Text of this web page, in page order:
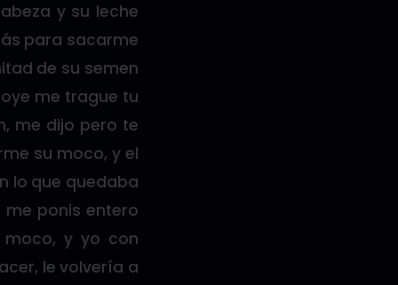
y su leche
para sacarme
de su semen
me trague tu
me dijo pero te
su moco, y el
lo que quedaba
ponis entero
y yo con
le volvería a